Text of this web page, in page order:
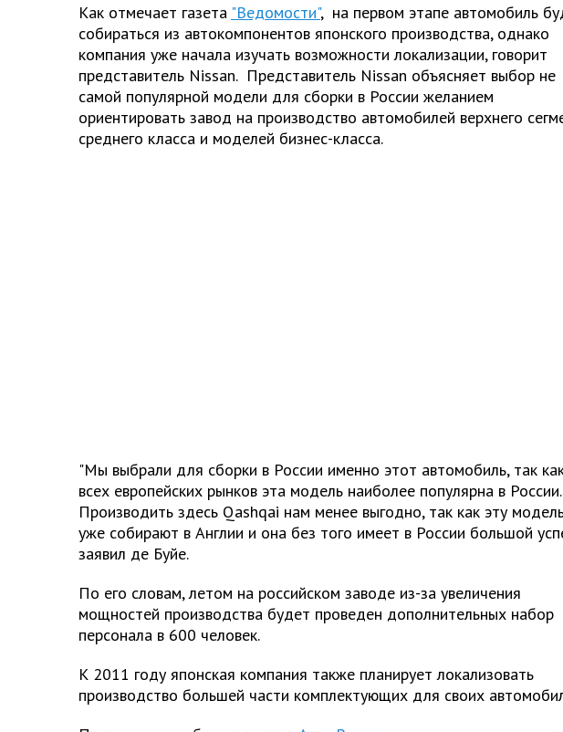
Как отмечает газета "Ведомости", на первом этапе автомобиль
собираться из автокомпонентов японского производства, однако
компания уже начала изучать возможности локализации, говорит
представитель Nissan. Представитель Nissan объясняет выбор не
самой популярной модели для сборки в России желанием
ориентировать завод на производство автомобилей верхнего
среднего класса и моделей бизнес-класса.
"Мы выбрали для сборки в России именно этот автомобиль, так
всех европейских рынков эта модель наиболее популярна в России.
Производить здесь Qashqai нам менее выгодно, так как эту
уже собирают в Англии и она без того имеет в России большой
заявил де Буйе.
По его словам, летом на российском заводе из-за увеличения
мощностей производства будет проведен дополнительных набор
персонала в 600 человек.
К 2011 году японская компания также планирует локализовать
производство большей части комплектующих для своих